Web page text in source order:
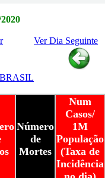
Ver Dia Seguinte
BRASIL
Número
de
Mortes
Num
Casos/
1M
População
(Taxa de
Incidência